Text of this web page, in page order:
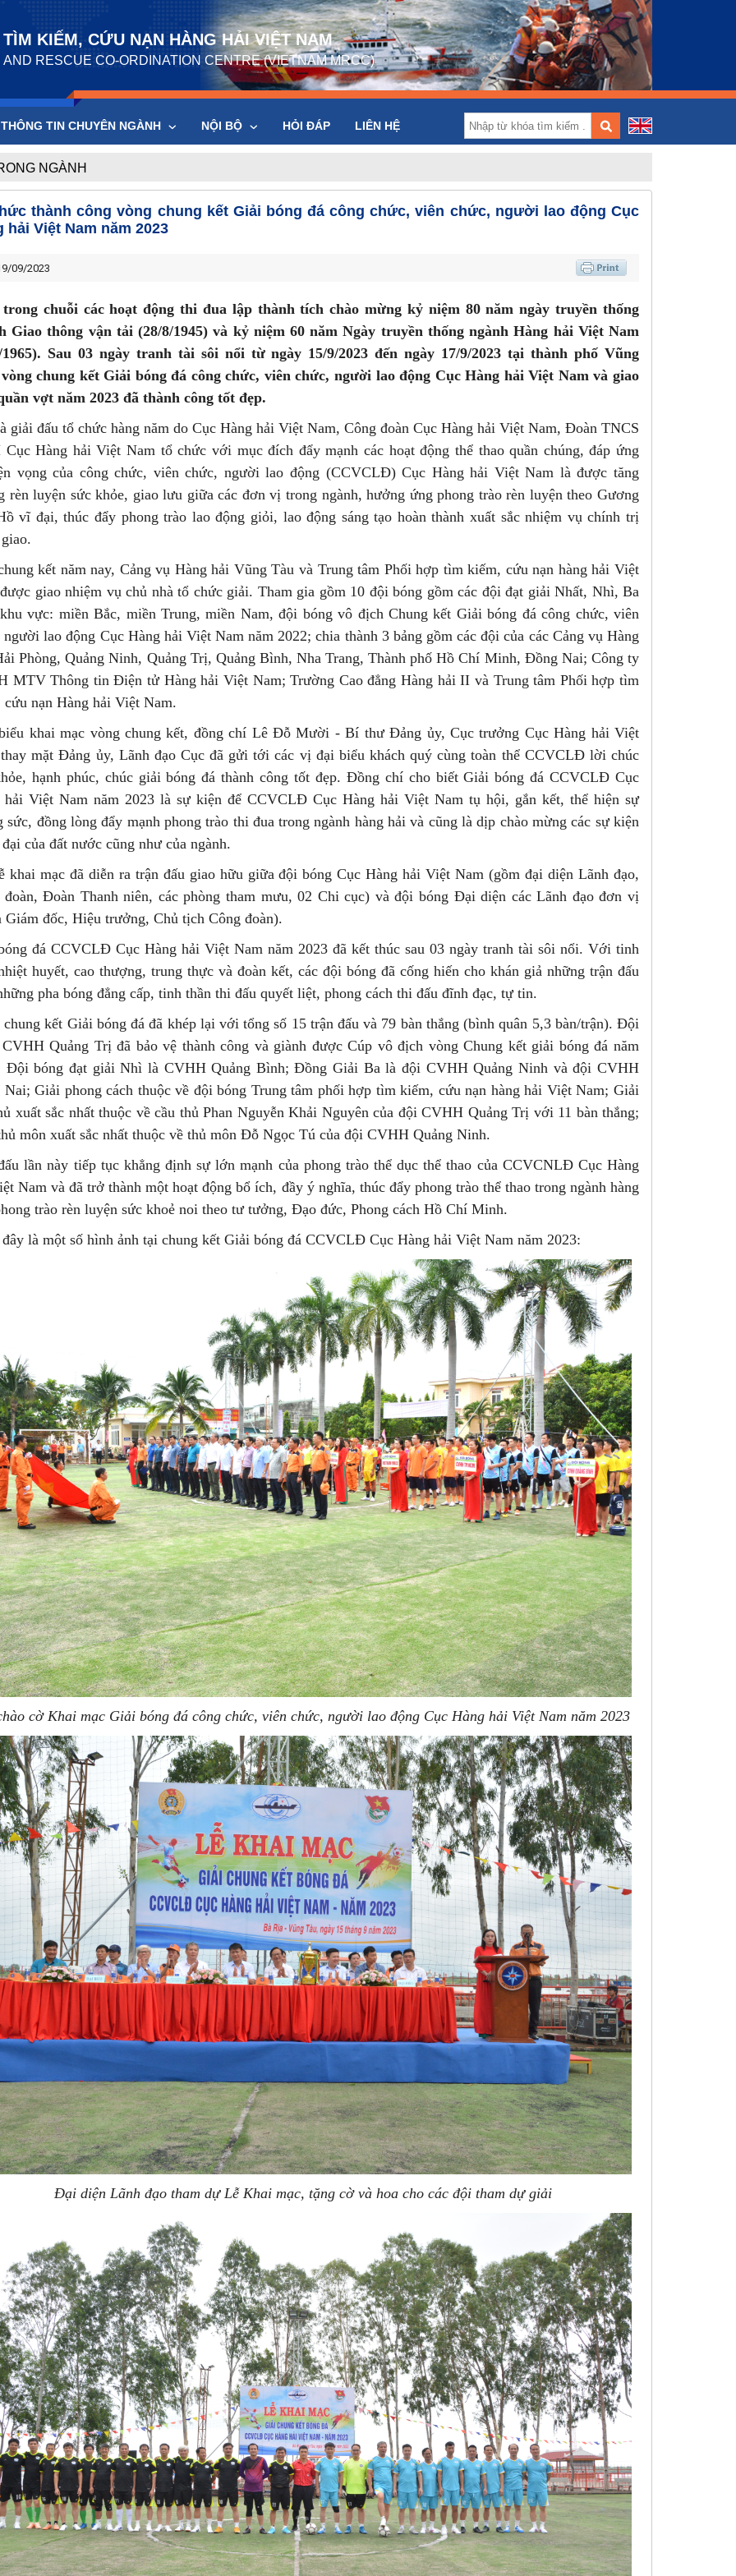
KIẾM, CỨU NẠN HÀNG HẢI VIỆT NAM
RESCUE CO-ORDINATION CENTRE (VIETNAM MRCC)
THÔNG TIN CHUYÊN NGÀNH NỘI BỘ HỎI ĐÁP LIÊN HỆ
NGÀNH
thành công vòng chung kết Giải bóng đá công chức, viên chức, người lao động Cục
hải Việt Nam năm 2023
09/2023
trong chuỗi các hoạt động thi đua lập thành tích chào mừng kỷ niệm 80 năm ngày truyền thống
Giao thông vận tải (28/8/1945) và kỷ niệm 60 năm Ngày truyền thống ngành Hàng hải Việt Nam
1965). Sau 03 ngày tranh tài sôi nổi từ ngày 15/9/2023 đến ngày 17/9/2023 tại thành phố Vũng
chung kết Giải bóng đá công chức, viên chức, người lao động Cục Hàng hải Việt Nam và giao
vợt năm 2023 đã thành công tốt đẹp.
giải đấu tổ chức hàng năm do Cục Hàng hải Việt Nam, Công đoàn Cục Hàng hải Việt Nam, Đoàn TNCS
Cục Hàng hải Việt Nam tổ chức với mục đích đẩy mạnh các hoạt động thể thao quần chúng, đáp ứng
vọng của công chức, viên chức, người lao động (CCVCLĐ) Cục Hàng hải Việt Nam là được tăng
rèn luyện sức khỏe, giao lưu giữa các đơn vị trong ngành, hưởng ứng phong trào rèn luyện theo Gương
vĩ đại, thúc đẩy phong trào lao động giỏi, lao động sáng tạo hoàn thành xuất sắc nhiệm vụ chính trị
kết năm nay, Cảng vụ Hàng hải Vũng Tàu và Trung tâm Phối hợp tìm kiếm, cứu nạn hàng hải Việt
giao nhiệm vụ chủ nhà tổ chức giải. Tham gia gồm 10 đội bóng gồm các đội đạt giải Nhất, Nhì, Ba
vực: miền Bắc, miền Trung, miền Nam, đội bóng vô địch Chung kết Giải bóng đá công chức, viên
người lao động Cục Hàng hải Việt Nam năm 2022; chia thành 3 bảng gồm các đội của các Cảng vụ Hàng
Phòng, Quảng Ninh, Quảng Trị, Quảng Bình, Nha Trang, Thành phố Hồ Chí Minh, Đồng Nai; Công ty
MTV Thông tin Điện tử Hàng hải Việt Nam; Trường Cao đẳng Hàng hải II và Trung tâm Phối hợp tìm
cứu nạn Hàng hải Việt Nam.
khai mạc vòng chung kết, đồng chí Lê Đỗ Mười - Bí thư Đảng ủy, Cục trưởng Cục Hàng hải Việt
mặt Đảng ủy, Lãnh đạo Cục đã gửi tới các vị đại biểu khách quý cùng toàn thể CCVCLĐ lời chúc
hạnh phúc, chúc giải bóng đá thành công tốt đẹp. Đồng chí cho biết Giải bóng đá CCVCLĐ Cục
hải Việt Nam năm 2023 là sự kiện để CCVCLĐ Cục Hàng hải Việt Nam tụ hội, gắn kết, thể hiện sự
sức, đồng lòng đẩy mạnh phong trào thi đua trong ngành hàng hải và cũng là dịp chào mừng các sự kiện
của đất nước cũng như của ngành.
khai mạc đã diễn ra trận đấu giao hữu giữa đội bóng Cục Hàng hải Việt Nam (gồm đại diện Lãnh đạo,
đoàn, Đoàn Thanh niên, các phòng tham mưu, 02 Chi cục) và đội bóng Đại diện các Lãnh đạo đơn vị
Giám đốc, Hiệu trưởng, Chủ tịch Công đoàn).
đá CCVCLĐ Cục Hàng hải Việt Nam năm 2023 đã kết thúc sau 03 ngày tranh tài sôi nổi. Với tinh
huyết, cao thượng, trung thực và đoàn kết, các đội bóng đã cống hiến cho khán giả những trận đấu
pha bóng đẳng cấp, tinh thần thi đấu quyết liệt, phong cách thi đấu đĩnh đạc, tự tin.
kết Giải bóng đá đã khép lại với tổng số 15 trận đấu và 79 bàn thắng (bình quân 5,3 bàn/trận). Đội
Quảng Trị đã bảo vệ thành công và giành được Cúp vô địch vòng Chung kết giải bóng đá năm
Đội bóng đạt giải Nhì là CVHH Quảng Bình; Đồng Giải Ba là đội CVHH Quảng Ninh và đội CVHH
Giải phong cách thuộc về đội bóng Trung tâm phối hợp tìm kiếm, cứu nạn hàng hải Việt Nam; Giải
xuất sắc nhất thuộc về cầu thủ Phan Nguyễn Khải Nguyên của đội CVHH Quảng Trị với 11 bàn thắng;
môn xuất sắc nhất thuộc về thủ môn Đỗ Ngọc Tú của đội CVHH Quảng Ninh.
lần này tiếp tục khẳng định sự lớn mạnh của phong trào thể dục thể thao của CCVCNLĐ Cục Hàng
Nam và đã trở thành một hoạt động bổ ích, đầy ý nghĩa, thúc đẩy phong trào thể thao trong ngành hàng
trào rèn luyện sức khoẻ noi theo tư tưởng, Đạo đức, Phong cách Hồ Chí Minh.
là một số hình ảnh tại chung kết Giải bóng đá CCVCLĐ Cục Hàng hải Việt Nam năm 2023:
cờ Khai mạc Giải bóng đá công chức, viên chức, người lao động Cục Hàng hải Việt Nam năm 2023
Đại diện Lãnh đạo tham dự Lễ Khai mạc, tặng cờ và hoa cho các đội tham dự giải